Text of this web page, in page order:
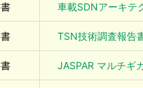
車載SDNアーキテ
TSN技術調査報告
JASPAR マルチギ